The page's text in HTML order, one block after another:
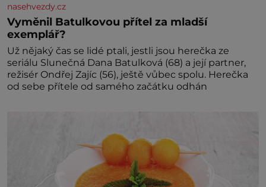
nasehvezdy.cz
Vyměnil Batulkovou přítel za mladší
exemplář?
Už nějaký čas se lidé ptali, jestli jsou herečka ze
seriálu Slunečná Dana Batulková (68) a její partner,
režisér Ondřej Zajíc (56), ještě vůbec spolu. Herečka
od sebe přítele od samého začátku odhán